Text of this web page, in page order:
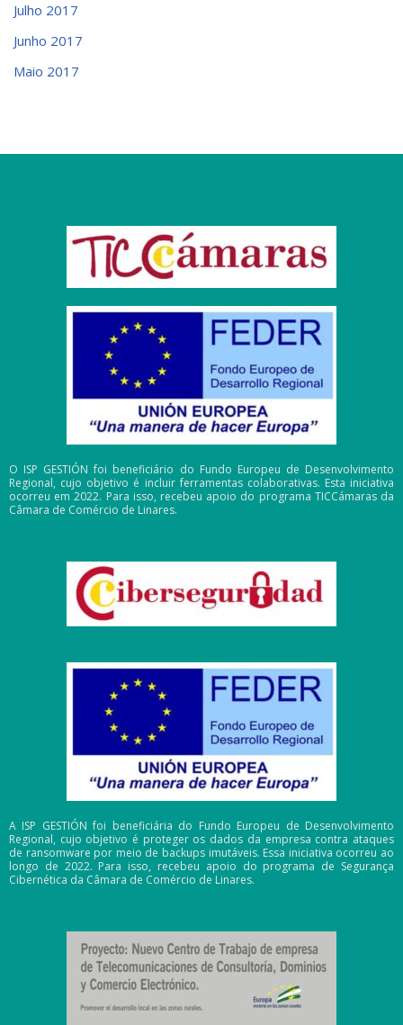
Julho 2017
Junho 2017
Maio 2017
O ISP GESTIÓN foi beneficiário do Fundo Europeu de Desenvolvimento
Regional, cujo objetivo é incluir ferramentas colaborativas. Esta iniciativa
ocorreu em 2022. Para isso, recebeu apoio do programa TICCámaras da
Câmara de Comércio de Linares.
A ISP GESTIÓN foi beneficiária do Fundo Europeu de Desenvolvimento
Regional, cujo objetivo é proteger os dados da empresa contra ataques
de ransomware por meio de backups imutáveis. Essa iniciativa ocorreu ao
longo de 2022. Para isso, recebeu apoio do programa de Segurança
Cibernética da Câmara de Comércio de Linares.